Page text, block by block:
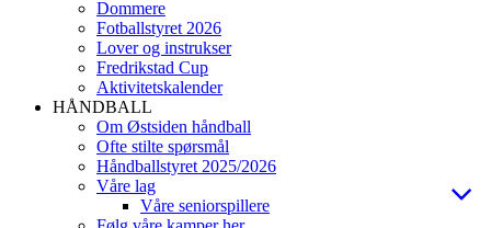
Dommere
Fotballstyret 2026
Lover og instrukser
Fredrikstad Cup
Aktivitetskalender
HÅNDBALL
Om Østsiden håndball
Ofte stilte spørsmål
Håndballstyret 2025/2026
Våre lag
Våre seniorspillere